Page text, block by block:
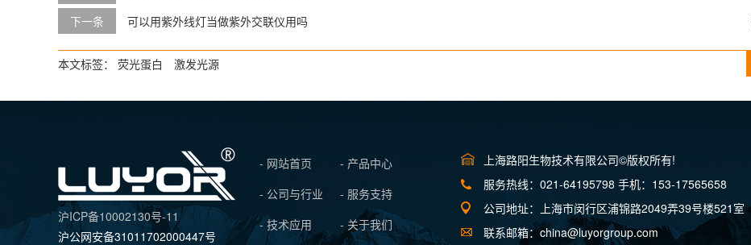
下一条
可以用紫外线灯当做紫外交联仪用吗
本文标签： 荧光蛋白 激发光源
沪ICP备10002130号-11
沪公网安备31011702000447号
- 网站首页
- 产品中心
- 公司与行业
- 服务支持
- 技术应用
- 关于我们
上海路阳生物技术有限公司©版权所有!
服务热线：021-64195798 手机：153-17565658
公司地址：上海市闵行区浦锦路2049弄39号楼521室
联系邮箱：china@luyorgroup.com